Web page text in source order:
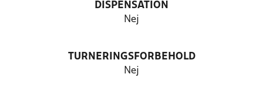
DISPENSATION
Nej
TURNERINGSFORBEHOLD
Nej